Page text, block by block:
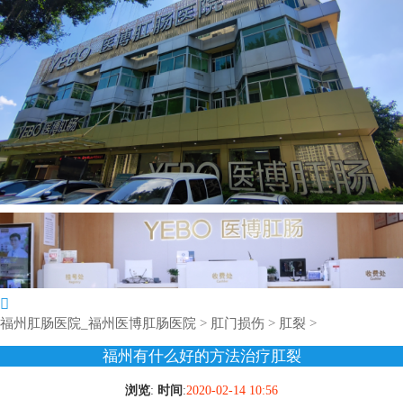
福州肛肠医院_福州医博肛肠医院 > 肛门损伤 > 肛裂 >
福州有什么好的方法治疗肛裂
浏览: 时间 :2020-02-14 10:56